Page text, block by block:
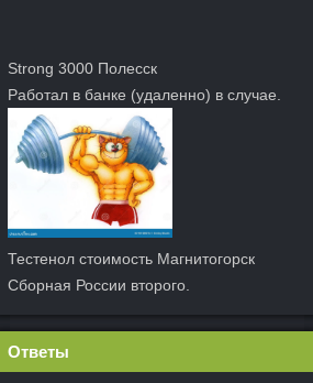
Strong 3000 Полесск
Работал в банке (удаленно) в случае.
Тестенол стоимость Магнитогорск
Сборная России второго.
Ответы